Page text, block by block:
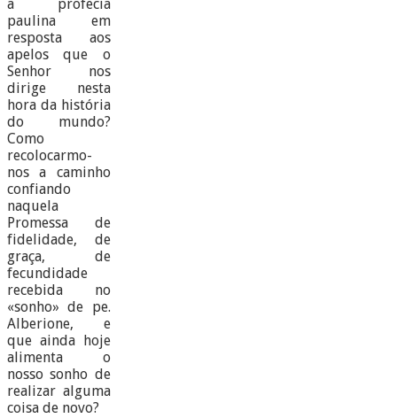
a profecia
paulina em
resposta aos
apelos que o
Senhor nos
dirige nesta
hora da história
do mundo?
Como
recolocarmo-
nos a caminho
confiando
naquela
Promessa de
fidelidade, de
graça, de
fecundidade
recebida no
«sonho» de pe.
Alberione, e
que ainda hoje
alimenta o
nosso sonho de
realizar alguma
coisa de novo?